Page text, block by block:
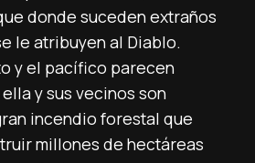
donde suceden extraños
le atribuyen al Diablo.
y el pacífico parecen
y sus vecinos son
incendio forestal que
millones de hectáreas